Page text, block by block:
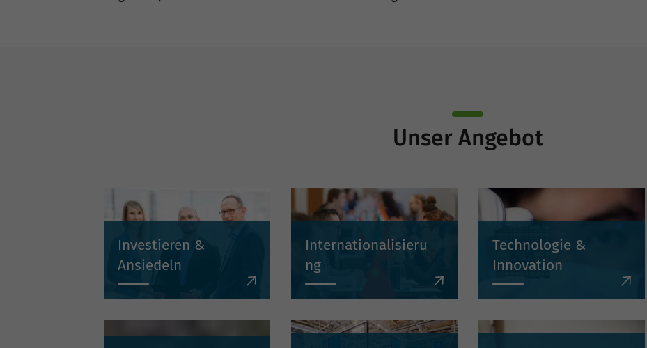
Unser Angebot
Investieren &
Ansiedeln
allen Phasen der
Standortentscheidung
Internationalisieru
ng
und zur Erschließung
Technologie &
Innovation
Wirtschaft und